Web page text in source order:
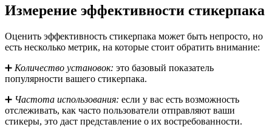
Измерение эффективности стикерпака
Оценить эффективность стикерпака может быть непросто, но
есть несколько метрик, на которые стоит обратить внимание:
➕ Количество установок: это базовый показатель
популярности вашего стикерпака.
➕ Частота использования: если у вас есть возможность
отслеживать, как часто пользователи отправляют ваши
стикеры, это даст представление о их востребованности.